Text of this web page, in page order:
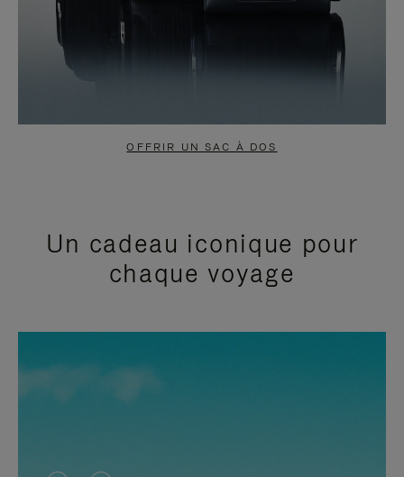
OFFRIR UN SAC À DOS
Un cadeau iconique pour
chaque voyage